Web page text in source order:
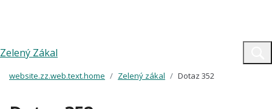
Zelený Zákal
website.zz.web.text.home Zelený zákal Dotaz 352